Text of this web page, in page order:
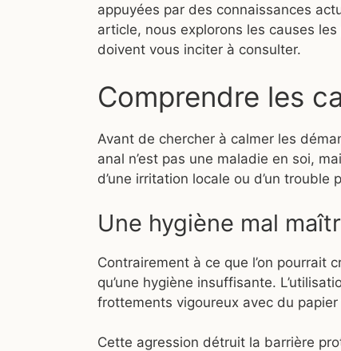
appuyées par des connaissances
article, nous explorons les causes
doivent vous inciter à consulter.
Comprendre les
Avant de chercher à calmer les
anal n’est pas une maladie en soi,
d’une irritation locale ou d’un trouble
Une hygiène mal
Contrairement à ce que l’on pourrait
qu’une hygiène insuffisante.
frottements vigoureux avec du
Cette agression détruit la barrière